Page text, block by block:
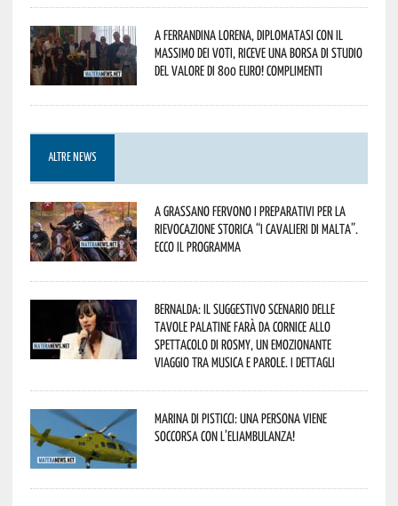
A Ferrandina Lorena, diplomatasi con il
massimo dei voti, riceve una borsa di studio
del valore di 800 euro! Complimenti
ALTRE NEWS
A Grassano fervono i preparativi per la
Rievocazione Storica “I CAVALIERI DI MALTA”.
Ecco il programma
Bernalda: il suggestivo scenario delle
Tavole Palatine farà da cornice allo
spettacolo di Rosmy, un emozionante
viaggio tra musica e parole. I dettagli
Marina di Pisticci: una persona viene
soccorsa con l’eliambulanza!